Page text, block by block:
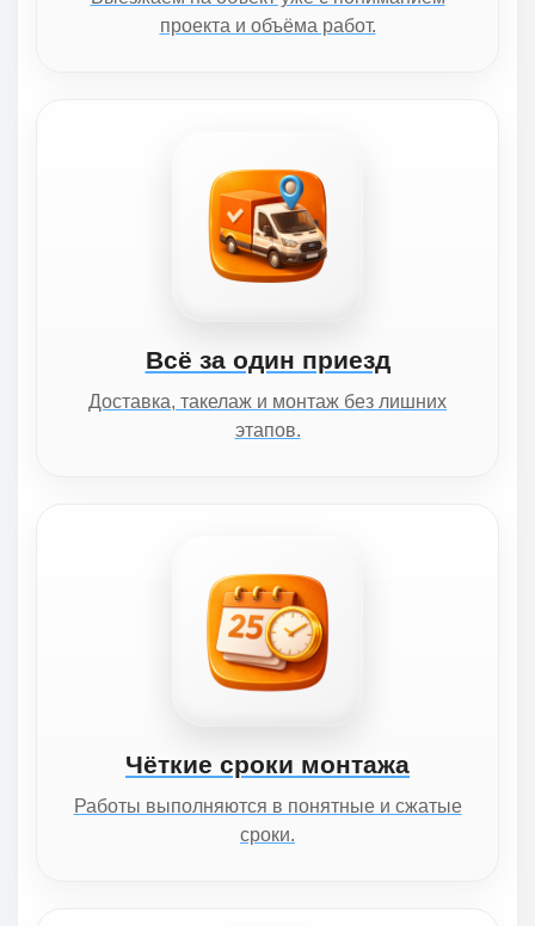
проекта и объёма работ.
Всё за один приезд
Доставка, такелаж и монтаж без лишних
этапов.
Чёткие сроки монтажа
Работы выполняются в понятные и сжатые
сроки.